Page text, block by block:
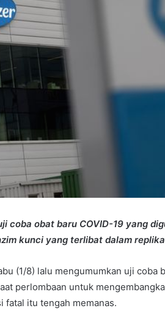
coba obat baru COVID-19 yang
kunci yang terlibat dalam
(1/8) lalu mengumumkan uji coba
perlombaan untuk
itu tengah memanas.